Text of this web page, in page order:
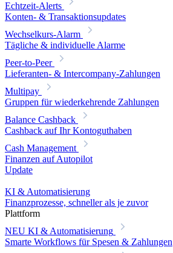
Echtzeit-Alerts
Konten- & Transaktionsupdates
Wechselkurs-Alarm
Tägliche & individuelle Alarme
Peer-to-Peer
Lieferanten- & Intercompany-Zahlungen
Multipay
Gruppen für wiederkehrende Zahlungen
Balance Cashback
Cashback auf Ihr Kontoguthaben
Cash Management
Finanzen auf Autopilot
Update
KI & Automatisierung
Finanzprozesse, schneller als je zuvor
Plattform
NEU KI & Automatisierung
Smarte Workflows für Spesen & Zahlungen